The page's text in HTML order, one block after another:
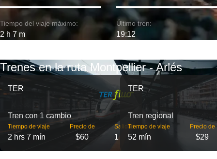
Tiempo del viaje máximo:
2 h 7 m
Último tren:
19:12
Trenes en la ruta Montpellier - Arlés
TER
Tren con 1 cambio
Tiempo de viaje
2 hrs 7 mín
Precio de
$60
Salidas
1
TER
Tren regional
Tiempo de viaje
52 mín
Precio de
$29